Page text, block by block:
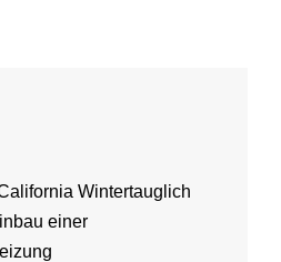
Wintertauglich
einer